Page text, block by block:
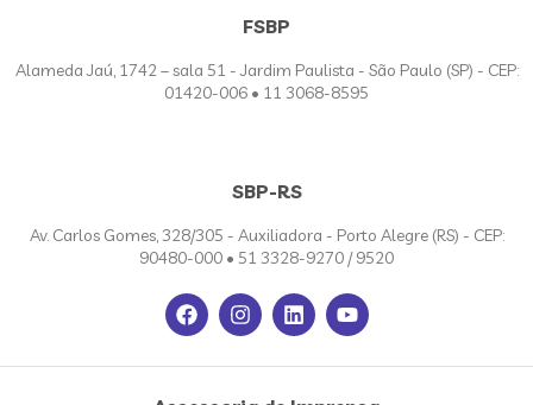
FSBP
Alameda Jaú, 1742 – sala 51 - Jardim Paulista - São Paulo (SP) - CEP:
01420-006 • 11 3068-8595
SBP-RS
Av. Carlos Gomes, 328/305 - Auxiliadora - Porto Alegre (RS) - CEP:
90480-000 • 51 3328-9270 / 9520